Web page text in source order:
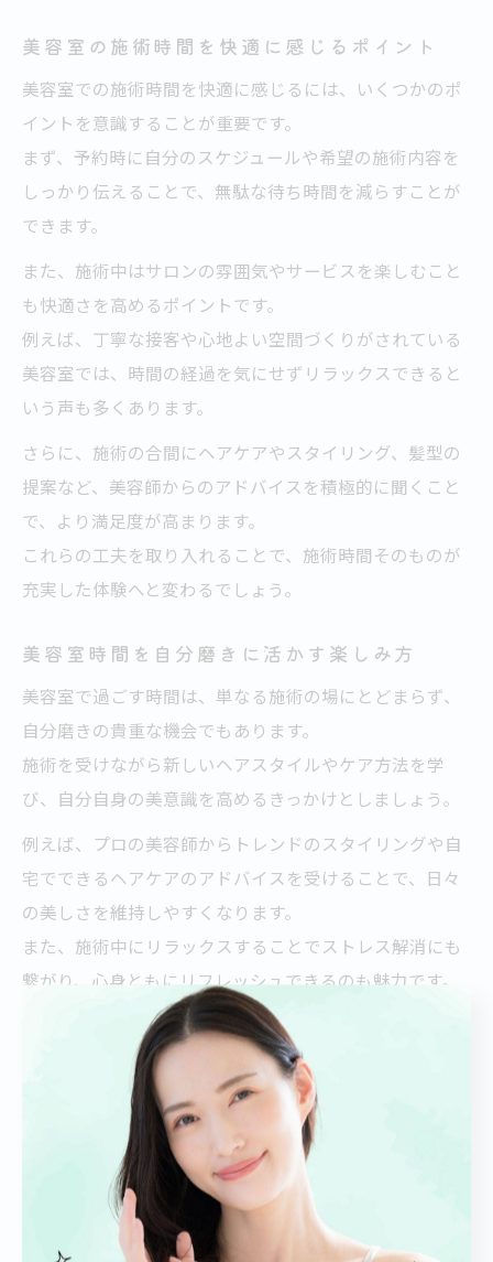
美容室の施術時間を快適に感じるポイント
美容室での施術時間を快適に感じるには、いくつかのポ
イントを意識することが重要です。
まず、予約時に自分のスケジュールや希望の施術内容を
しっかり伝えることで、無駄な待ち時間を減らすことが
できます。
また、施術中はサロンの雰囲気やサービスを楽しむこと
も快適さを高めるポイントです。
例えば、丁寧な接客や心地よい空間づくりがされている
美容室では、時間の経過を気にせずリラックスできると
いう声も多くあります。
さらに、施術の合間にヘアケアやスタイリング、髪型の
提案など、美容師からのアドバイスを積極的に聞くこと
で、より満足度が高まります。
これらの工夫を取り入れることで、施術時間そのものが
充実した体験へと変わるでしょう。
美容室時間を自分磨きに活かす楽しみ方
美容室で過ごす時間は、単なる施術の場にとどまらず、
自分磨きの貴重な機会でもあります。
施術を受けながら新しいヘアスタイルやケア方法を学
び、自分自身の美意識を高めるきっかけとしましょう。
例えば、プロの美容師からトレンドのスタイリングや自
宅でできるヘアケアのアドバイスを受けることで、日々
の美しさを維持しやすくなります。
また、施術中にリラックスすることでストレス解消にも
繋がり、心身ともにリフレッシュできるのも魅力です。
このように、美容室での時間を自分磨きに活用すること
で、施術後の満足度や自己肯定感が高まります。
忙しい日常の中でも、美容室でのひとときを自分だけの
贅沢な時間として楽しむことが大切です。
美容室で技術が気になる方への満